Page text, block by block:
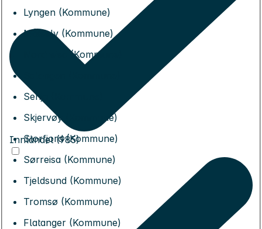
Lyngen (Kommune)
Målselv (Kommune)
Nordreisa (Kommune)
Senja (Kommune)
Skjervøy (Kommune)
Storfjord (Kommune)
Sørreisa (Kommune)
Tjeldsund (Kommune)
Tromsø (Kommune)
Flatanger (Kommune)
Innlandet (985)